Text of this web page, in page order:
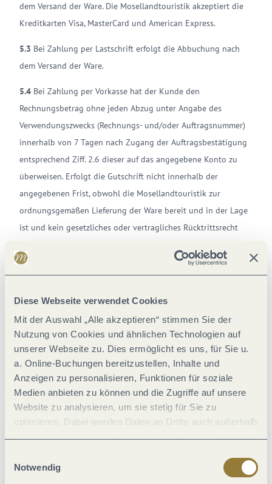
Diese Webseite verwendet Cookies
Mit der Auswahl „Alle akzeptieren“ stimmen Sie der
Nutzung von Cookies und ähnlichen Technologien auf
unserer Webseite zu. Dies ermöglicht es uns, für Sie u.
a. Online-Buchungen bereitzustellen, Inhalte und
Anzeigen zu personalisieren, Funktionen für soziale
Medien anbieten zu können und die Zugriffe auf unsere
Website zu analysieren, um sie stetig für Sie zu
optimieren. Dabei werden Daten an Dritte auch außerhalb
jederzeit widerrufen werden. Mit der Auswahl "Alle
ablehnen" kann es zu Beeinträchtigungen in der Nutzung
Notwendig
dem Versand der Ware. Die Mosellandtouristik akzeptiert die
Kreditkarten Visa, MasterCard und American Express.
5.3 Bei Zahlung per Lastschrift erfolgt die Abbuchung nach
dem Versand der Ware.
5.4 Bei Zahlung per Vorkasse hat der Kunde den
Rechnungsbetrag ohne jeden Abzug unter Angabe des
Verwendungszwecks (Rechnungs- und/oder Auftragsnummer)
innerhalb von 7 Tagen nach Zugang der Auftragsbestätigung
entsprechend Ziff. 2.6 dieser auf das angegebene Konto zu
überweisen. Erfolgt die Gutschrift nicht innerhalb der
angegebenen Frist, obwohl die Mosellandtouristik zur
ordnungsgemäßen Lieferung der Ware bereit und in der Lage
ist und kein gesetzliches oder vertragliches Rücktrittsrecht
Mahnung mit angemessener Fristsetzung nach Ablauf der Frist
den Rücktritt vom Vertrag erklären.
5.5Die Ware bleibt bis zur vollständigen Bezahlung Eigentum
von Mosellandtouristik.
5.6Ab einer 2. Mahnung und im Falle von Rücklastschriften
bei Abbuchungen kann die Mosellandtouristik ein
pauschales Bearbeitungsentgelt von 5,- € mit der Maßgabe
verlangen, dass eine Forderung der Mosellandtouristik auf
Ersatz eines weitergehenden Schadens nicht ausgeschlossen
Mosellandtouristik kein oder ein wesentlich geringerer